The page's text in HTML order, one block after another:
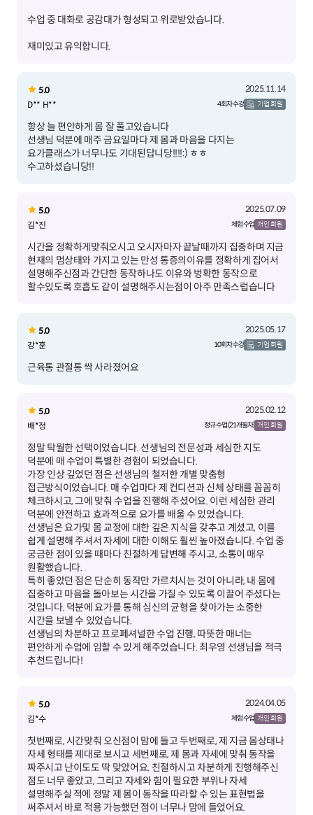
재미있고 유익합니다.
5.0
2025.11.14
D** H**
4회차 수강 기업 회원
항상 늘 편안하게 몸 잘 풀고있습니다
선생님 덕분에 매주 금요일마다 제 몸과 마음을 다지는
요가클래스가 너무나도 기대된답니당!!!!:) ㅎㅎ
수고하셨습니당!!
5.0
2025.07.09
김*진
체험 수업 개인 회원
시간을 정확하게맞춰오시고 오시자마자 끝날때까지 집중하며 지금
현재의 멈상태와 가지고 있는 만성 통증의이유를 정확하게 집어서
설명해주신점과 간단한 동작하나도 이유와 벙확한 동작으로
할수있도록 호흡도 같이 설명해주시는점이 아주 만족스럽습니다
5.0
2025.05.17
강*훈
10회차 수강 기업 회원
근육통 관절통 싹 사라졌어요
5.0
2025.02.12
배*정
정규 수업 (21개월차) 개인 회원
정말 탁월한 선택이었습니다. 선생님의 전문성과 세심한 지도
덕분에 매 수업이 특별한 경험이 되었습니다.
가장 인상 깊었던 점은 선생님의 철저한 개별 맞춤형
접근방식이었습니다. 매 수업마다 제 컨디션과 신체 상태를 꼼꼼히
체크하시고, 그에 맞춰 수업을 진행해 주셨어요. 이런 세심한 관리
덕분에 안전하고 효과적으로 요가를 배울 수 있었습니다.
선생님은 요가및 몸 교정에 대한 깊은 지식을 갖추고 계셨고, 이를
쉽게 설명해 주셔서 자세에 대한 이해도 훨씬 높아졌습니다. 수업 중
궁금한 점이 있을 때마다 친절하게 답변해 주시고, 소통이 매우
원활했습니다.
특히 좋았던 점은 단순히 동작만 가르치시는 것이 아니라, 내 몸에
집중하고 마음을 돌아보는 시간을 가질 수 있도록 이끌어 주셨다는
것입니다. 덕분에 요가를 통해 심신의 균형을 찾아가는 소중한
시간을 보낼 수 있었습니다.
선생님의 차분하고 프로페셔널한 수업 진행, 따뜻한 매너는
편안하게 수업에 임할 수 있게 해주었습니다. 최우영 선생님을 적극
추천드립니다!
5.0
2024.04.05
김*수
체험 수업 개인 회원
첫번째로, 시간맞춰 오신점이 맘에 들고 두번째로, 제 지금 몸상태나
자세 형태를 제대로 보시고 세번째로, 제 몸과 자세에 맞춰 동작을
짜주시고 난이도도 딱 맞았어요. 친절하시고 차분하게 진행해주신
점도 너무 좋았고, 그리고 자세와 힘이 필요한 부위나 자세
설명해주실 적에 정말 제 몸이 동작을 따라할 수 있는 표현법을
써주셔서 바로 적용 가능했던 점이 너무나 맘에 들었어요.